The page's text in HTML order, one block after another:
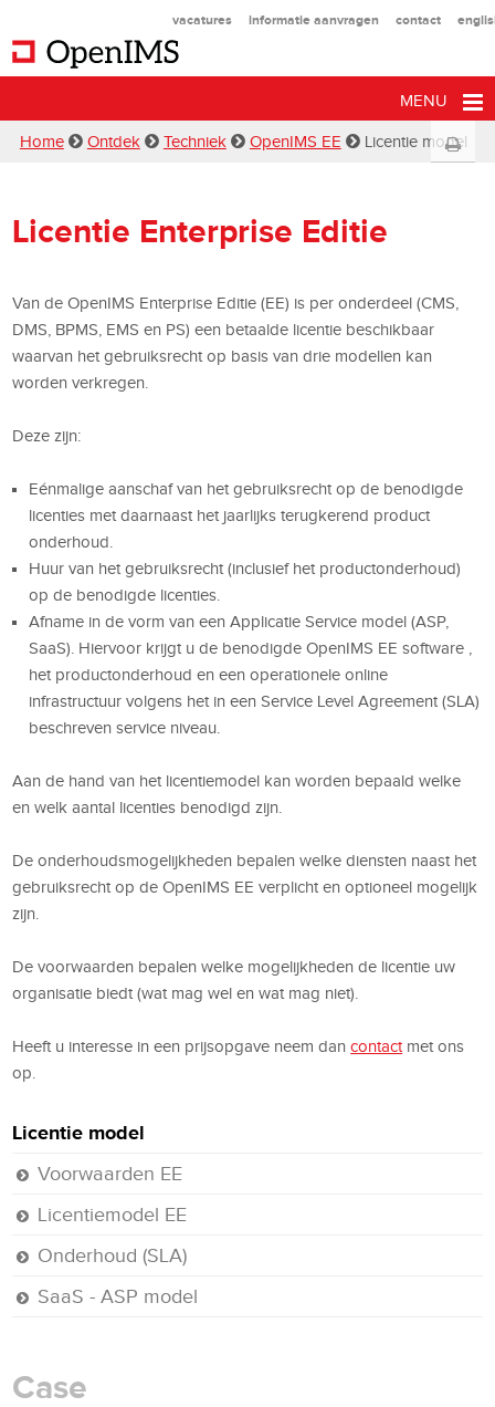
vacatures informatie aanvragen contact
MENU
Home Ontdek Techniek OpenIMS EE Licentie model
Licentie Enterprise Editie
Van de OpenIMS Enterprise Editie (EE) is per onderdeel (CMS,
DMS, BPMS, EMS en PS) een betaalde licentie beschikbaar
waarvan het gebruiksrecht op basis van drie modellen kan
worden verkregen.
Deze zijn:
Eénmalige aanschaf van het gebruiksrecht op de benodigde
licenties met daarnaast het jaarlijks terugkerend product
onderhoud.
Huur van het gebruiksrecht (inclusief het productonderhoud)
op de benodigde licenties.
Afname in de vorm van een Applicatie Service model (ASP,
SaaS). Hiervoor krijgt u de benodigde OpenIMS EE software ,
het productonderhoud en een operationele online
infrastructuur volgens het in een Service Level Agreement (SLA)
beschreven service niveau.
Aan de hand van het licentiemodel kan worden bepaald welke
en welk aantal licenties benodigd zijn.
De onderhoudsmogelijkheden bepalen welke diensten naast het
gebruiksrecht op de OpenIMS EE verplicht en optioneel mogelijk
zijn.
De voorwaarden bepalen welke mogelijkheden de licentie uw
organisatie biedt (wat mag wel en wat mag niet).
Heeft u interesse in een prijsopgave neem dancontact met ons
op.
Licentie model
Voorwaarden EE
Licentiemodel EE
Onderhoud (SLA)
SaaS - ASP model
Case